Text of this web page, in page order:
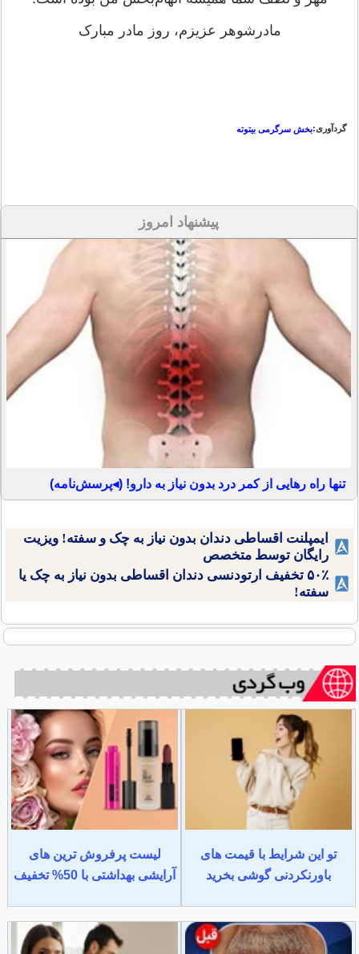
مادرشوهر عزیزم، روز مادر مبارک
گردآوری:بخش سرگرمی بیتوته
پیشنهاد امروز
تنها راه رهایی از کمر درد بدون نیاز به دارو! (◂پرسش‌نامه)
ایمپلنت اقساطی دندان بدون نیاز به چک و سفته! ویزیت
رایگان توسط متخصص
۵۰٪ تخفیف ارتودنسی دندان اقساطی بدون نیاز به چک یا
سفته!
تو این شرایط با قیمت های
باورنکردنی گوشی بخرید
لیست پرفروش ترین های
آرایشی بهداشتی با 50% تخفیف